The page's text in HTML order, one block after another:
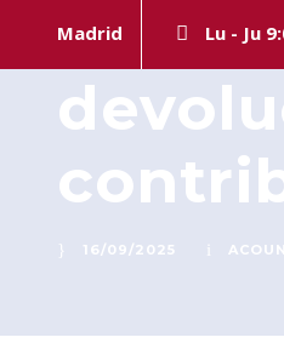
Madrid Lu - Ju
La
16/09/2025